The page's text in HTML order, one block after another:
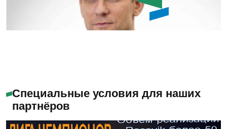
Помогу с выбором
Специальные условия для наших
партнёров